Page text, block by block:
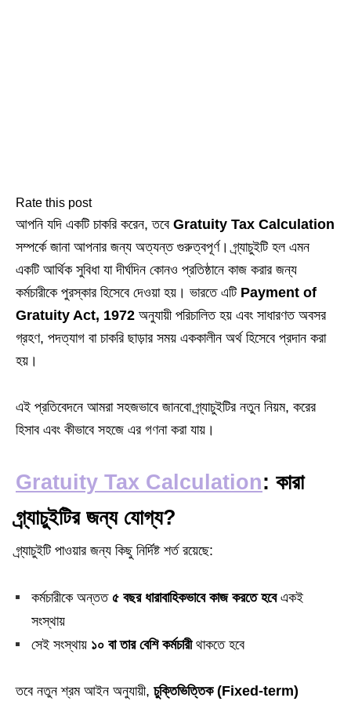
Rate this post
আপনি যদি একটি চাকরি করেন, তবে Gratuity Tax Calculation
সম্পর্কে জানা আপনার জন্য অত্যন্ত গুরুত্বপূর্ণ। গ্র্যাচুইটি হল এমন
একটি আর্থিক সুবিধা যা দীর্ঘদিন কোনও প্রতিষ্ঠানে কাজ করার জন্য
কর্মচারীকে পুরস্কার হিসেবে দেওয়া হয়। ভারতে এটি Payment of
Gratuity Act, 1972 অনুযায়ী পরিচালিত হয় এবং সাধারণত অবসর
গ্রহণ, পদত্যাগ বা চাকরি ছাড়ার সময় এককালীন অর্থ হিসেবে প্রদান করা
হয়।
এই প্রতিবেদনে আমরা সহজভাবে জানবো গ্র্যাচুইটির নতুন নিয়ম, করের
হিসাব এবং কীভাবে সহজে এর গণনা করা যায়।
Gratuity Tax Calculation: কারা
গ্র্যাচুইটির জন্য যোগ্য?
গ্র্যাচুইটি পাওয়ার জন্য কিছু নির্দিষ্ট শর্ত রয়েছে:
কর্মচারীকে অন্তত ৫ বছর ধারাবাহিকভাবে কাজ করতে হবেএকই
সংস্থায়
সেই সংস্থায় ১০ বা তার বেশি কর্মচারীথাকতে হবে
তবে নতুন শ্রম আইন অনুযায়ী, চুক্তিভিত্তিক (Fixed-term)